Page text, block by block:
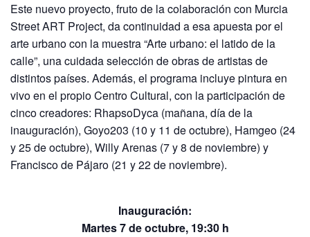
Este nuevo proyecto, fruto de la colaboración con Murcia
Street ART Project, da continuidad a esa apuesta por el
arte urbano con la muestra “Arte urbano: el latido de la
calle”, una cuidada selección de obras de artistas de
distintos países. Además, el programa incluye pintura en
vivo en el propio Centro Cultural, con la participación de
cinco creadores: RhapsoDyca (mañana, día de la
inauguración), Goyo203 (10 y 11 de octubre), Hamgeo (24
y 25 de octubre), Willy Arenas (7 y 8 de noviembre) y
Francisco de Pájaro (21 y 22 de noviembre).
Inauguración:
Martes 7 de octubre, 19:30 h